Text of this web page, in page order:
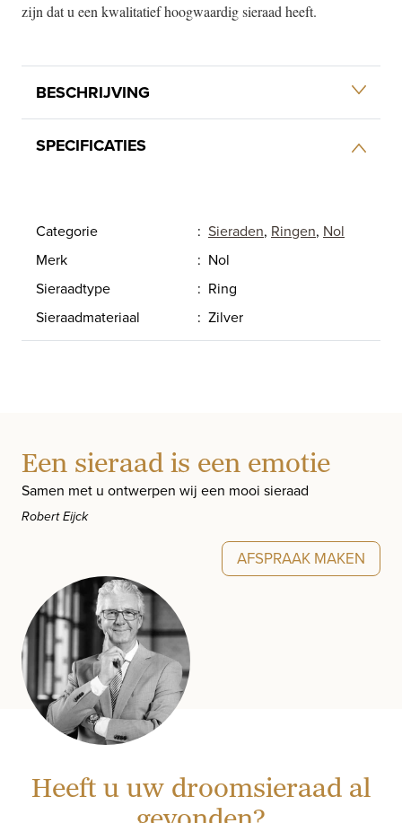
zijn dat u een kwalitatief hoogwaardig sieraad heeft.
BESCHRIJVING
SPECIFICATIES
Categorie : Sieraden, Ringen, Nol
Merk
: Nol
Sieraadtype
: Ring
Sieraadmateriaal
: Zilver
Een sieraad is een emotie
Samen met u ontwerpen wij een mooi sieraad
Robert Eijck
AFSPRAAK MAKEN
Heeft u uw droomsieraad al